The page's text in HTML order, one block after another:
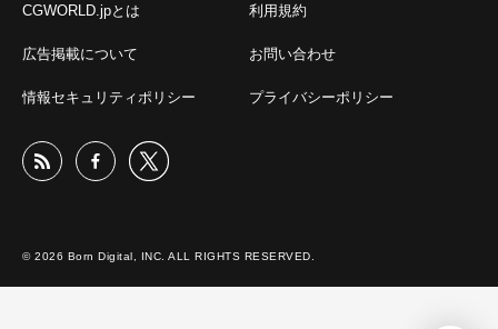
CGWORLD.jpとは 利用規約
広告掲載について お問い合わせ
情報セキュリティポリシー プライバシーポリシー
© 2026 Born Digital, INC. ALL RIGHTS RESERVED.